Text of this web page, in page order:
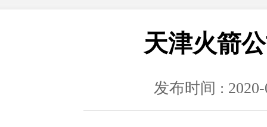
天津火箭
发布时间 :